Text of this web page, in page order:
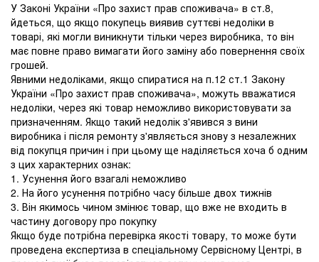
У Законі України «Про захист прав споживача» в ст.8,
йдеться, що якщо покупець виявив суттєві недоліки в
товарі, які могли виникнути тільки через виробника, то він
має повне право вимагати його заміну або повернення своїх
грошей.
Явними недоліками, якщо спиратися на п.12 ст.1 Закону
України «Про захист прав споживача», можуть вважатися
недоліки, через які товар неможливо використовувати за
призначенням. Якщо такий недолік з'явився з вини
виробника і після ремонту з'являється знову з незалежних
від покупця причин і при цьому ще наділяється хоча б одним
з цих характерних ознак:
1. Усунення його взагалі неможливо
2. На його усунення потрібно часу більше двох тижнів
3. Він якимось чином змінює товар, що вже не входить в
частину договору про покупку
Якщо буде потрібна перевірка якості товару, то може бути
проведена експертиза в спеціальному Сервісному Центрі, в